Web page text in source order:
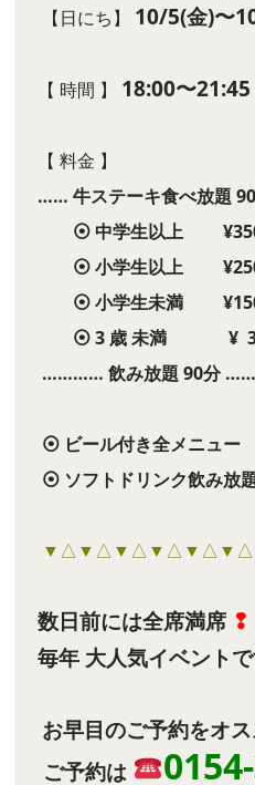
【日にち】 10/5(金)〜
【 時間 】 18:00〜21:45
【 料金 】
…… 牛ステーキ食べ放題
⦿ 中学生以上
⦿ 小学生以上
⦿ 小学生未満
⦿ 3 歳 未満 ¥
………… 飲み放題 90分
⦿ ビール付き全メニュー
⦿ ソフトドリンク飲み放
数日前には全席満席 ❢
毎年 大人気イベント
お早目のご予約をオ
ご予約は